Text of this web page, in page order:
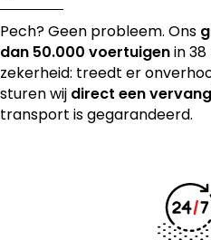
Pech? Geen probleem. Ons
dan 50.000 voertuigenin
zekerheid: treedt er
sturen wij direct een
transport is gegarandeerd.